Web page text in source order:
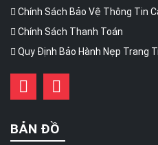
Chính Sách Bảo Vệ Thông Tin
Chính Sách Thanh Toán
Quy Định Bảo Hành Nẹp Trang
BẢN ĐỒ